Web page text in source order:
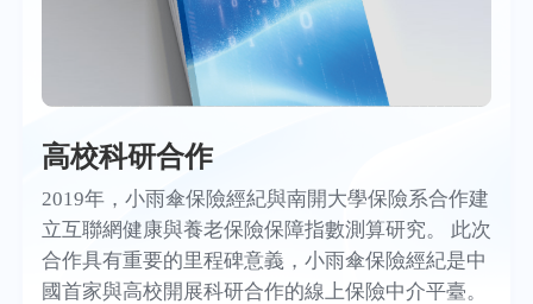
高校科研合作
2019年，小雨傘保險經紀與南開大學保險系合作建
立互聯網健康與養老保險保障指數測算研究。 此次
合作具有重要的里程碑意義，小雨傘保險經紀是中
國首家與高校開展科研合作的線上保險中介平臺。